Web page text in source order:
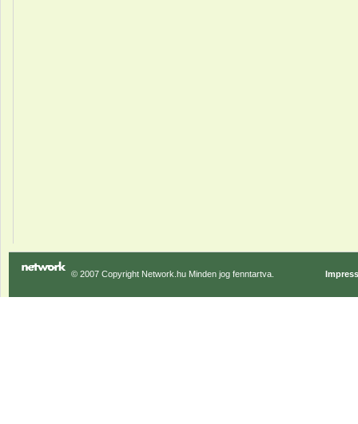
© 2007 Copyright Network.hu Minden jog fenntartva.